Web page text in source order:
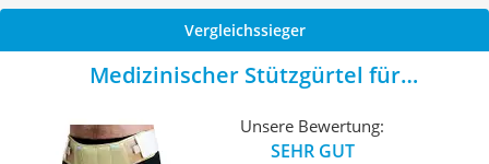
Vergleichssieger
Medizinischer Stützgürtel für
Unsere Bewertung:
SEHR GUT